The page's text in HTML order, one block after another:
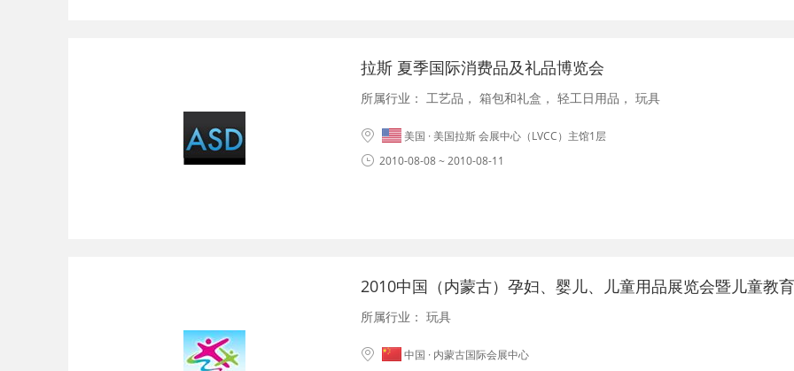
拉斯 夏季国际消费品及礼品博览会
所属行业： 工艺品 ， 箱包和礼盒 ， 轻工日用品 ， 玩具
美国 · 美国拉斯 会展中心（LVCC）主馆1层
2010-08-08 ~ 2010-08-11
所属行业： 玩具
中国 · 内蒙古国际会展中心